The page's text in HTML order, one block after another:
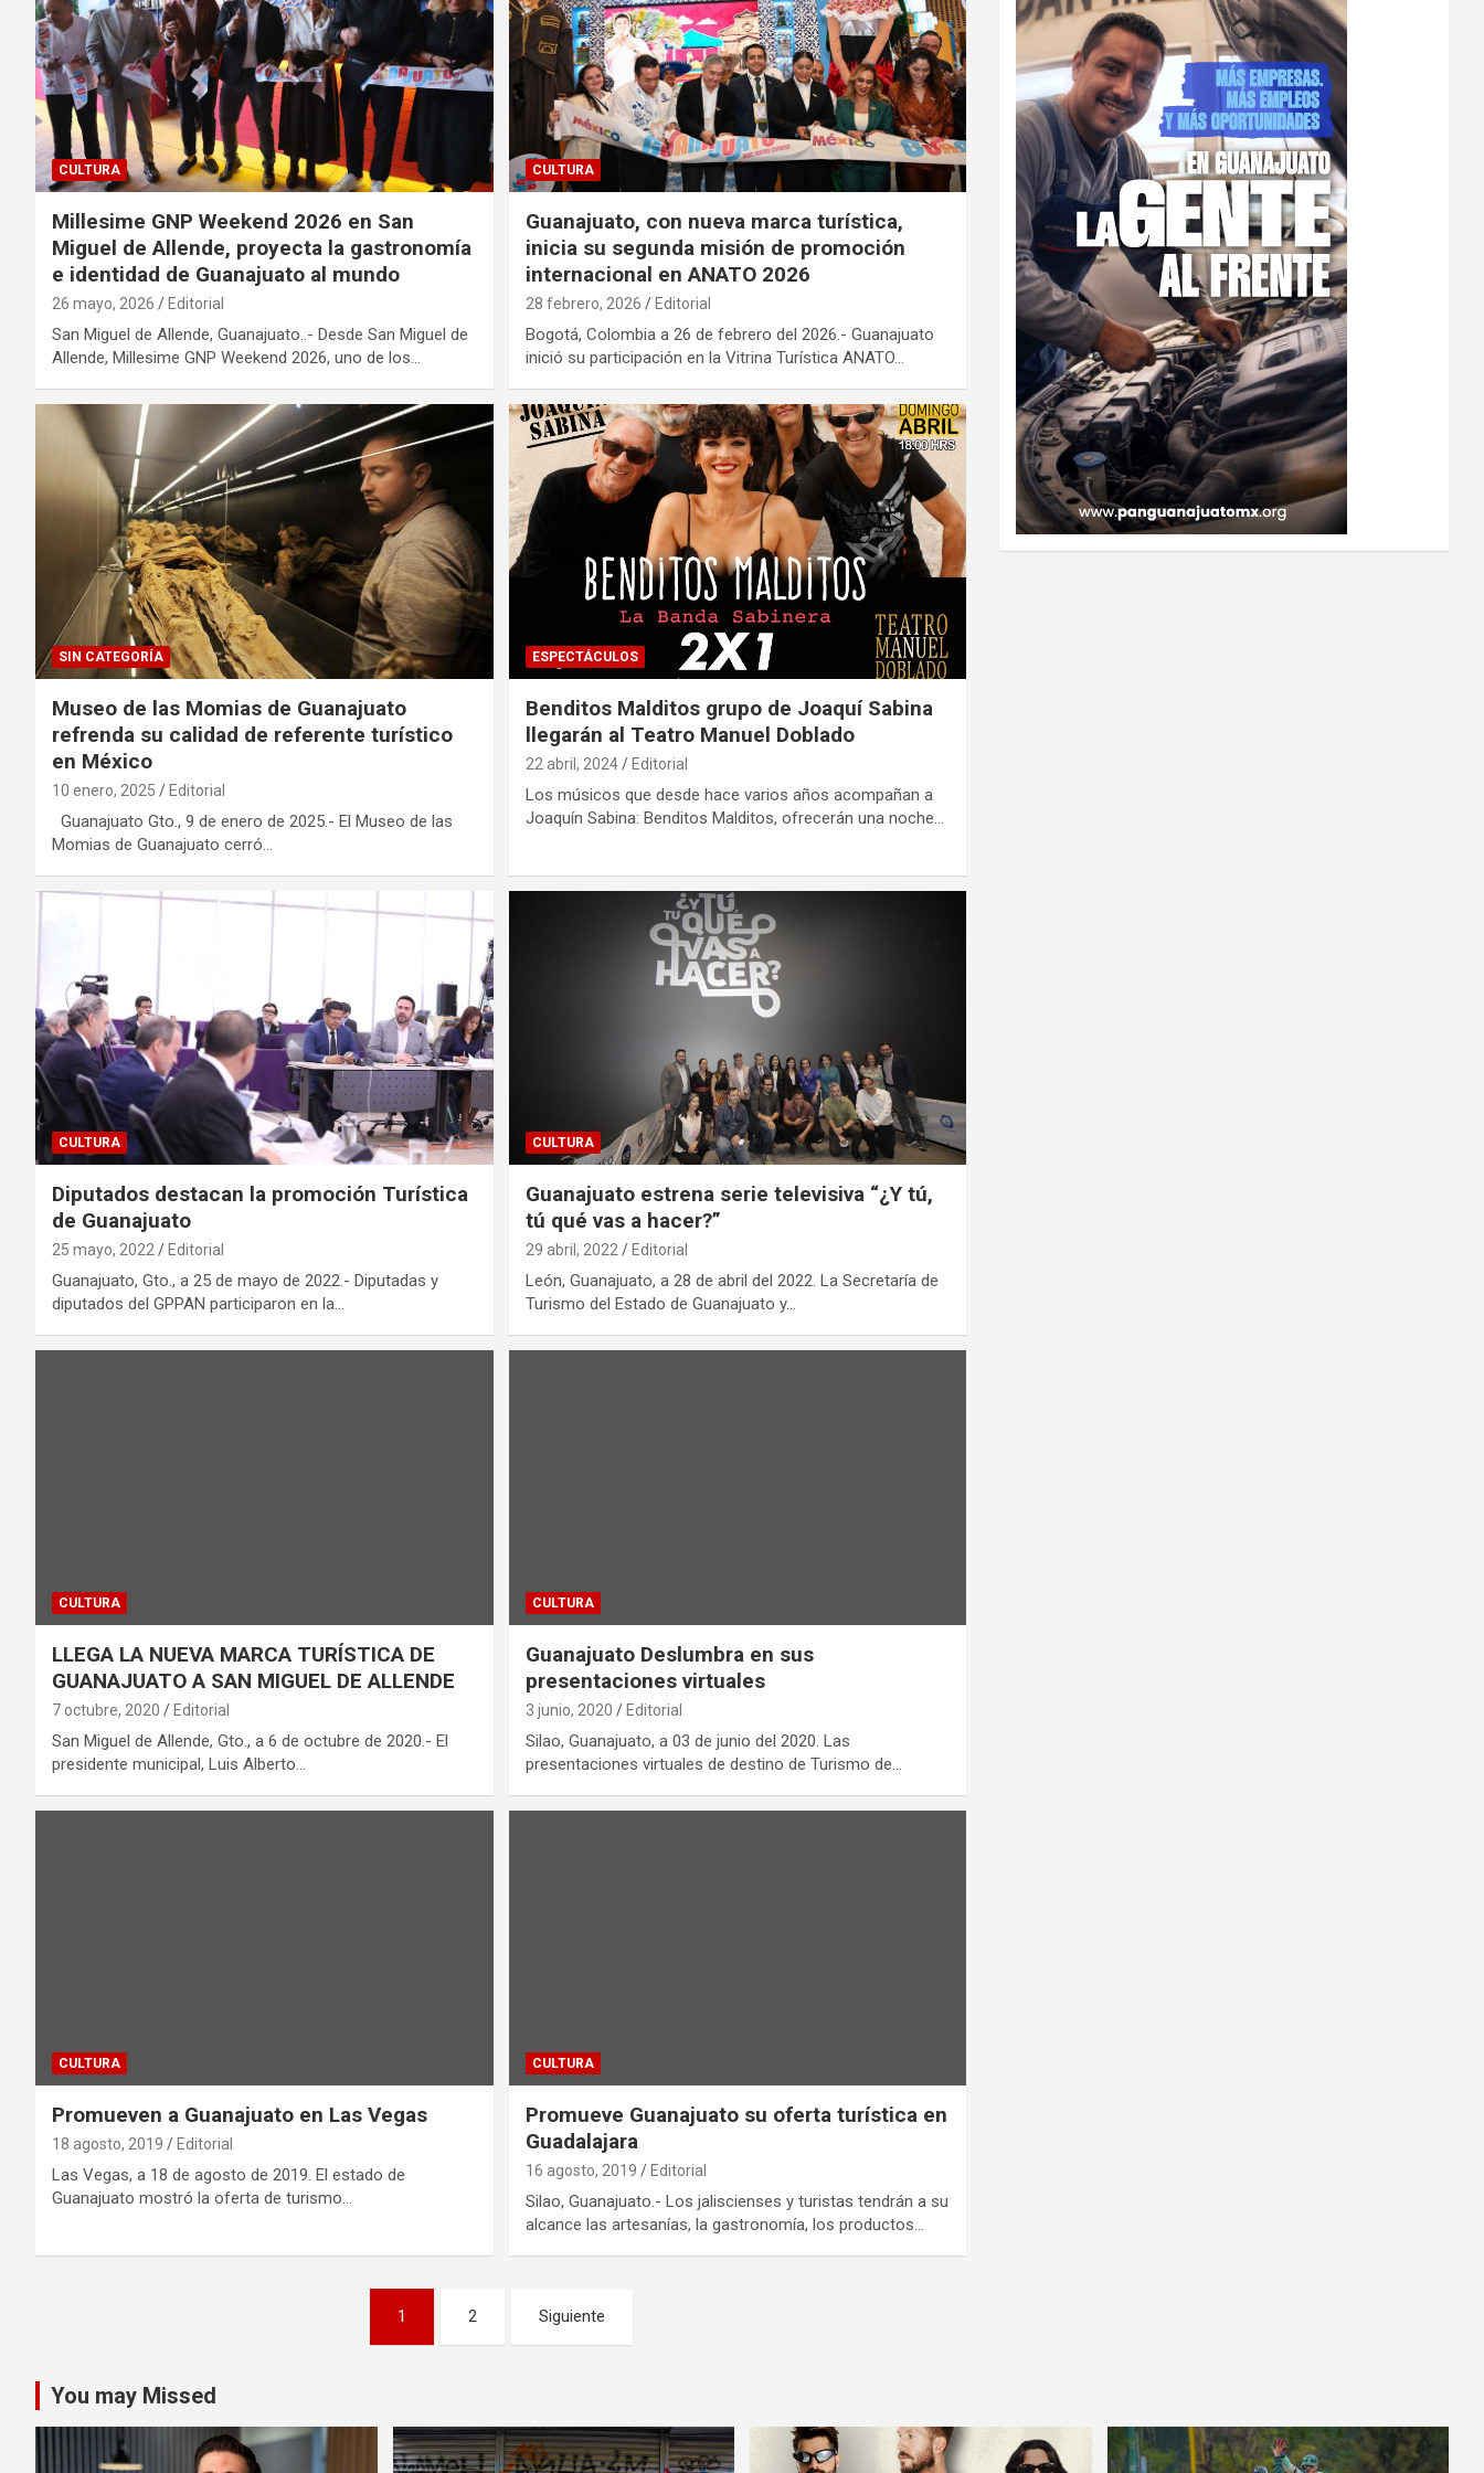
CULTURA
Millesime GNP Weekend 2026 en San
Miguel de Allende, proyecta la gastronomía
e identidad de Guanajuato al mundo
26 mayo, 2026 Editorial
San Miguel de Allende, Guanajuato..- Desde San Miguel de
Allende, Millesime GNP Weekend 2026, uno de los…
CULTURA
Guanajuato, con nueva marca turística,
inicia su segunda misión de promoción
internacional en ANATO 2026
28 febrero, 2026 Editorial
Bogotá, Colombia a 26 de febrero del 2026.- Guanajuato
inició su participación en la Vitrina Turística ANATO…
SIN CATEGORÍA
Museo de las Momias de Guanajuato
refrenda su calidad de referente turístico
en México
10 enero, 2025 Editorial
Guanajuato Gto., 9 de enero de 2025.- El Museo de las
Momias de Guanajuato cerró…
ESPECTÁCULOS
Benditos Malditos grupo de Joaquí Sabina
llegarán al Teatro Manuel Doblado
22 abril, 2024 Editorial
Los músicos que desde hace varios años acompañan a
Joaquín Sabina: Benditos Malditos, ofrecerán una noche…
CULTURA
Diputados destacan la promoción Turística
de Guanajuato
25 mayo, 2022 Editorial
Guanajuato, Gto., a 25 de mayo de 2022.- Diputadas y
diputados del GPPAN participaron en la…
CULTURA
Guanajuato estrena serie televisiva “¿Y tú,
tú qué vas a hacer?”
29 abril, 2022 Editorial
León, Guanajuato, a 28 de abril del 2022. La Secretaría de
Turismo del Estado de Guanajuato y…
CULTURA
LLEGA LA NUEVA MARCA TURÍSTICA DE
GUANAJUATO A SAN MIGUEL DE ALLENDE
7 octubre, 2020 Editorial
San Miguel de Allende, Gto., a 6 de octubre de 2020.- El
presidente municipal, Luis Alberto…
CULTURA
Guanajuato Deslumbra en sus
presentaciones virtuales
3 junio, 2020 Editorial
Silao, Guanajuato, a 03 de junio del 2020. Las
presentaciones virtuales de destino de Turismo de…
CULTURA
Promueven a Guanajuato en Las Vegas
18 agosto, 2019 Editorial
Las Vegas, a 18 de agosto de 2019. El estado de
Guanajuato mostró la oferta de turismo…
CULTURA
Promueve Guanajuato su oferta turística en
Guadalajara
16 agosto, 2019 Editorial
Silao, Guanajuato.- Los jaliscienses y turistas tendrán a su
alcance las artesanías, la gastronomía, los productos…
entradas
1 2 Siguiente
You may Missed